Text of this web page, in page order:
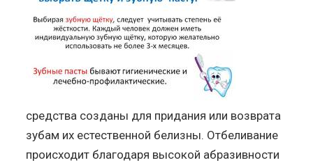
средства созданы для придания или возврата
зубам их естественной белизны. Отбеливание
происходит благодаря высокой абразивности